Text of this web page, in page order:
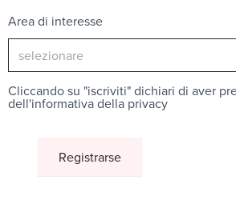
Area di interesse
Cliccando su "iscriviti" dichiari di aver
dell'informativa della privacy